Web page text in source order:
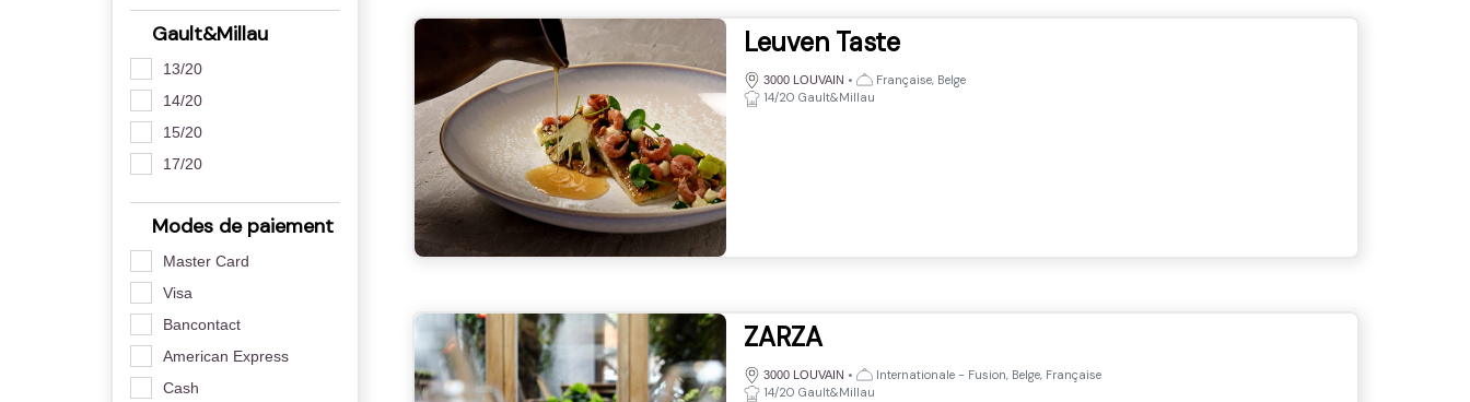
Gault&Millau
13/20
14/20
15/20
17/20
Modes de paiement
Master Card
Visa
Bancontact
American Express
Cash
Leuven Taste
3000 LOUVAIN •
Française, Belge
14/20 Gault&Millau
ZARZA
3000 LOUVAIN •
Internationale - Fusion, Belge, Française
14/20 Gault&Millau